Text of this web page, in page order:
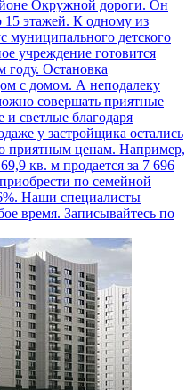
Окружной дороги. Он
15 этажей. К одному из
муниципального детского
учреждение готовится
Остановка
с домом. А неподалеку
совершать приятные
светлые благодаря
у застройщика остались
приятным ценам. Например,
кв. м продается за 7 696
по семейной
Наши специалисты
время. Записывайтесь по